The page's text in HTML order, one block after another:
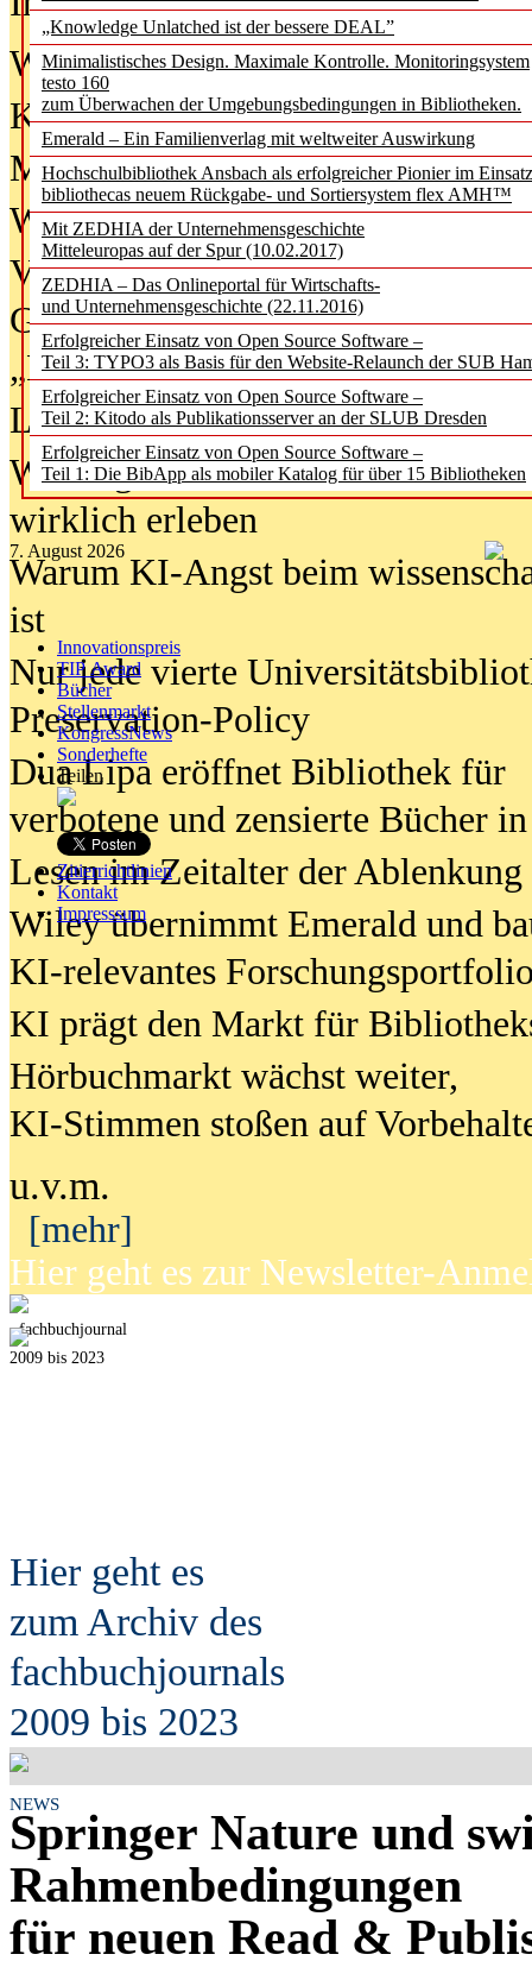
„Knowledge Unlatched ist der bessere DEAL”
Minimalistisches Design. Maximale Kontrolle. Monitoringsystem
testo 160
zum Überwachen der Umgebungsbedingungen in Bibliotheken.
Emerald – Ein Familienverlag mit weltweiter Auswirkung
Hochschulbibliothek Ansbach als erfolgreicher Pionier im
bibliothecas neuem Rückgabe- und Sortiersystem flex AMH™
Mit ZEDHIA der Unternehmensgeschichte
Mitteleuropas auf der Spur (10.02.2017)
ZEDHIA – Das Onlineportal für Wirtschafts-
und Unternehmensgeschichte (22.11.2016)
Erfolgreicher Einsatz von Open Source Software –
Teil 3: TYPO3 als Basis für den Website-Relaunch der SUB
Erfolgreicher Einsatz von Open Source Software –
Teil 2: Kitodo als Publikationsserver an der SLUB Dresden
Erfolgreicher Einsatz von Open Source Software –
Teil 1: Die BibApp als mobiler Katalog für über 15 Bibliotheken
7. August 2026
Innovationspreis
TIP Award
Bücher
Stellenmarkt
KongressNews
Sonderhefte
Teilen
Zitierrichtlinien
Kontakt
Impresssum
Was Hochschul­bibliotheken von
Kinder in der digitalen Welt
Metadaten als Infrastruktur
Wenn Bots katalogisieren
Von Abschlusskleidern bis
Geisterjagd-Ausrüstung in der
„Library of Things“ unterwegs
Lesen als Infrastrukturaufgabe
Wie Jugendliche Social Media
wirklich erleben
Warum KI-Angst beim
ist
Nur jede vierte
Preservation-Policy
Dua Lipa eröffnet Bibliothek für
verbotene und zensierte Bücher
Lesen im Zeitalter der Ablenkung
Wiley übernimmt Emerald und
KI-relevantes
KI prägt den Markt für
Hörbuchmarkt wächst weiter,
KI-Stimmen stoßen auf
u.v.m.
[mehr]
Hier geht es zur Newsletter-
fachbuchjournal
2009 bis 2023
Hier geht es
zum Archiv des
fachbuchjournals
2009 bis 2023
NEWS
Springer Nature und
Rahmenbedingungen
für neuen Read &